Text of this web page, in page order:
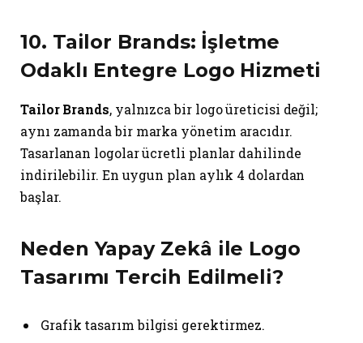
10. Tailor Brands: İşletme
Odaklı Entegre Logo Hizmeti
Tailor Brands, yalnızca bir logo üreticisi değil;
aynı zamanda bir marka yönetim aracıdır.
Tasarlanan logolar ücretli planlar dahilinde
indirilebilir. En uygun plan aylık 4 dolardan
başlar.
NedenYapay Zekâ ile Logo
Tasarımı Tercih Edilmeli?
Grafik tasarım bilgisi gerektirmez.